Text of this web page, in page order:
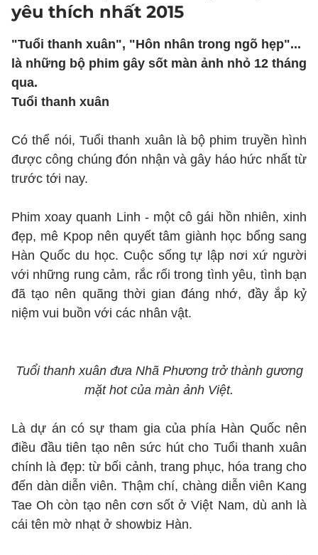
yêu thích nhất 2015
"Tuổi thanh xuân", "Hôn nhân trong ngõ hẹp"...
là những bộ phim gây sốt màn ảnh nhỏ 12 tháng
qua.
Tuổi thanh xuân
Có thể nói, Tuổi thanh xuân là bộ phim truyền hình
được công chúng đón nhận và gây háo hức nhất từ
trước tới nay.
Phim xoay quanh Linh - một cô gái hồn nhiên, xinh
đẹp, mê Kpop nên quyết tâm giành học bổng sang
Hàn Quốc du học. Cuộc sống tự lập nơi xứ người
với những rung cảm, rắc rối trong tình yêu, tình bạn
đã tạo nên quãng thời gian đáng nhớ, đầy ắp kỷ
niệm vui buồn với các nhân vật.
Tuổi thanh xuân đưa Nhã Phương trở thành gương
mặt hot của màn ảnh Việt.
Là dự án có sự tham gia của phía Hàn Quốc nên
điều đầu tiên tạo nên sức hút cho Tuổi thanh xuân
chính là đẹp: từ bối cảnh, trang phục, hóa trang cho
đến dàn diễn viên. Thậm chí, chàng diễn viên Kang
Tae Oh còn tạo nên cơn sốt ở Việt Nam, dù anh là
cái tên mờ nhạt ở showbiz Hàn.